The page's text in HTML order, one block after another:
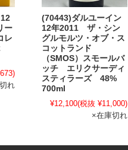
ー
レ
れ
(70443)ダルユーイン
12年2011 ザ・シン
グルモルツ・オブ・ス
コットランド
（SMOS）スモールバ
ッチ エリクサーディ
スティラーズ 48%
700ml
¥12,100(税抜 ¥11,000)
×在庫切れ